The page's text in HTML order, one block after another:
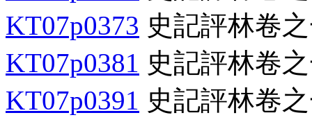
KT07p0373 史記評林卷
KT07p0381 史記評林卷
KT07p0391 史記評林卷